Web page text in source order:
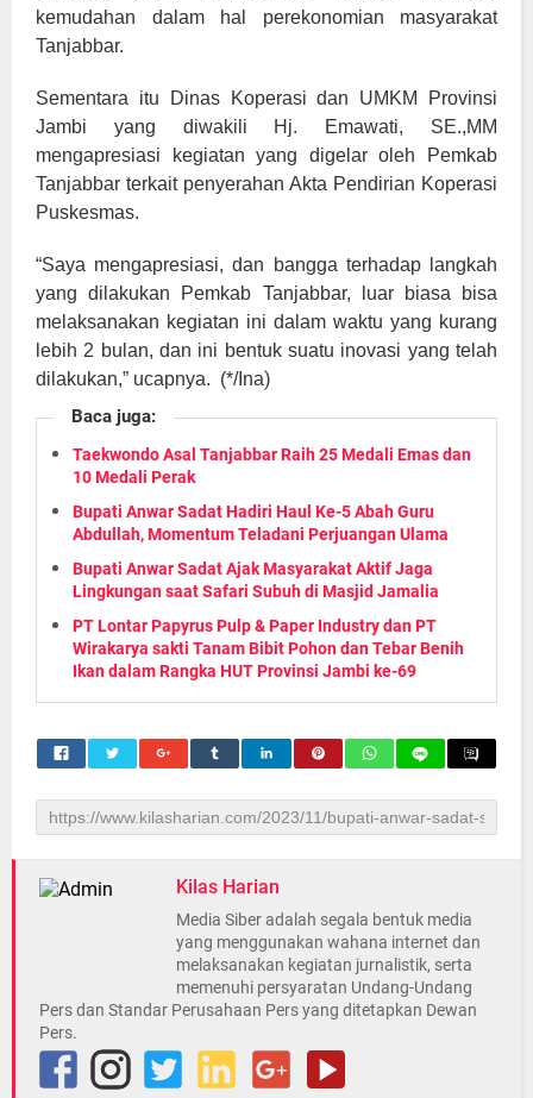
kemudahan dalam hal perekonomian masyarakat
Tanjabbar.
Sementara itu Dinas Koperasi dan UMKM Provinsi
Jambi yang diwakili Hj. Emawati, SE.,MM
mengapresiasi kegiatan yang digelar oleh Pemkab
Tanjabbar terkait penyerahan Akta Pendirian Koperasi
Puskesmas.
“Saya mengapresiasi, dan bangga terhadap langkah
yang dilakukan Pemkab Tanjabbar, luar biasa bisa
melaksanakan kegiatan ini dalam waktu yang kurang
lebih 2 bulan, dan ini bentuk suatu inovasi yang telah
dilakukan,” ucapnya. (*/Ina)
Baca juga:
Taekwondo Asal Tanjabbar Raih 25 Medali Emas dan
10 Medali Perak
Bupati Anwar Sadat Hadiri Haul Ke-5 Abah Guru
Abdullah, Momentum Teladani Perjuangan Ulama
Bupati Anwar Sadat Ajak Masyarakat Aktif Jaga
Lingkungan saat Safari Subuh di Masjid Jamalia
PT Lontar Papyrus Pulp & Paper Industry dan PT
Wirakarya sakti Tanam Bibit Pohon dan Tebar Benih
Ikan dalam Rangka HUT Provinsi Jambi ke-69
Kilas Harian
Media Siber adalah segala bentuk media
yang menggunakan wahana internet dan
melaksanakan kegiatan jurnalistik, serta
memenuhi persyaratan Undang-Undang
Pers dan Standar Perusahaan Pers yang ditetapkan Dewan
Pers.